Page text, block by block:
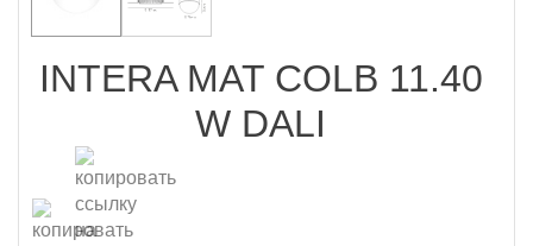
INTERA MAT COLB 11.40
W DALI